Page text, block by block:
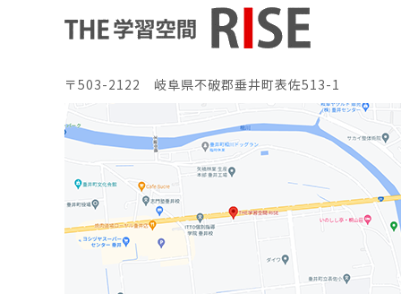
〒503-2122 岐阜県不破郡垂井町表佐513-1